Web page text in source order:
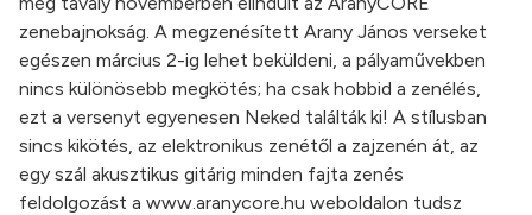
zenebajnokság. A megzenésített Arany János verseket
egészen március 2-ig lehet beküldeni, a pályaművekben
nincs különösebb megkötés; ha csak hobbid a zenélés,
ezt a versenyt egyenesen Neked találták ki! A stílusban
sincs kikötés, az elektronikus zenétől a zajzenén át, az
egy szál akusztikus gitárig minden fajta zenés
feldolgozást a www.aranycore.hu weboldalon tudsz